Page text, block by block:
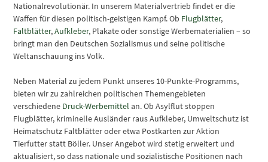
Nationalrevolutionär. In unserem Materialvertrieb findet er die
Waffen für diesen politisch-geistigen Kampf. Ob Flugblätter,
Faltblätter,Aufkleber, Plakate oder sonstige Werbematerialien – so
bringt man den Deutschen Sozialismus und seine politische
Weltanschauung ins Volk.
Neben Material zu jedem Punkt unseres 10-Punkte-Programms,
bieten wir zu zahlreichen politischen Themengebieten
verschiedene Druck-Werbemittel an. Ob Asylflut stoppen
Flugblätter, kriminelle Ausländer raus Aufkleber, Umweltschutz ist
Heimatschutz Faltblätter oder etwa Postkarten zur Aktion
Tierfutter statt Böller. Unser Angebot wird stetig erweitert und
aktualisiert, so dass nationale und sozialistische Positionen nach